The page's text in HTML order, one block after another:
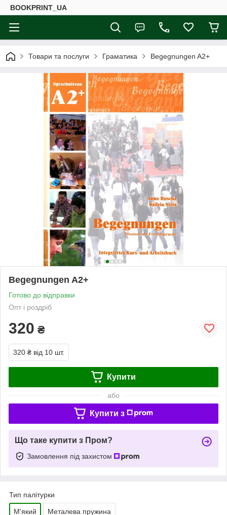
BOOKPRINT_UA
Товари та послуги Граматика Begegnungen A2+
Begegnungen A2+
Готово до відправки
Опт і роздріб
320 ₴
320 ₴ від 10 шт.
Купити
або
Купити з
Що таке купити з Пром?
Замовлення під захистом
Тип палітурки
М'який Металева пружина